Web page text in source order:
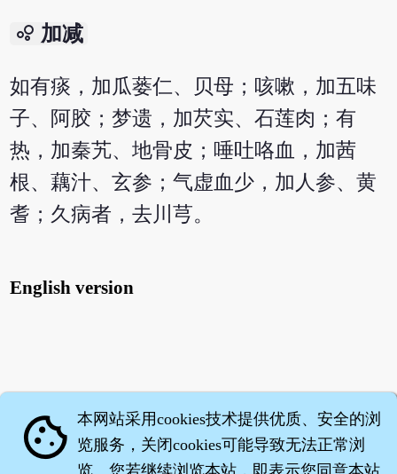
bubble_chart 加减
如有痰，加瓜蒌仁、贝母；咳嗽，加五味
子、阿胶；梦遗，加芡实、石莲肉；有
热，加秦艽、地骨皮；唾吐咯血，加茜
根、藕汁、玄参；气虚血少，加人参、黄
耆；久病者，去川芎。
English version
cookie 本网站采用cookies技术提供优质、安全的浏
览服务，关闭cookies可能导致无法正常浏
览。您若继续浏览本站，即表示您同意本站